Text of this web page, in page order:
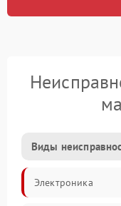
Виды
Электроника